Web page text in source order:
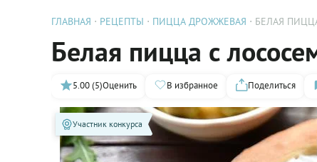
ГЛАВНАЯ РЕЦЕПТЫ ПИЦЦА ДРОЖЖЕВАЯ БЕЛАЯ
Белая пицца с
5.00 (5)Оценить В избранное Поделиться
Участник конкурса